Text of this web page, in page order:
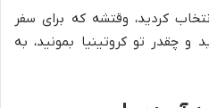
کردید، وقتشه که برای سفر
و چقدر تو کروتینیا بمونید، به